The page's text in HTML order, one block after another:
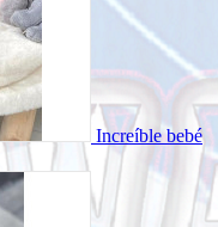
Increíble bebé